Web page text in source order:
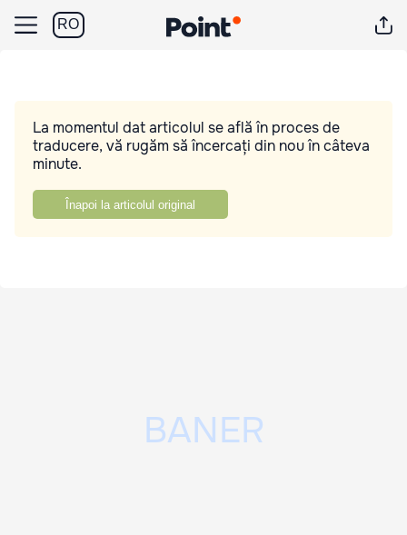
RO
La momentul dat articolul se află în proces de
traducere, vă rugăm să încercați din nou în câteva
minute.
Înapoi la articolul original